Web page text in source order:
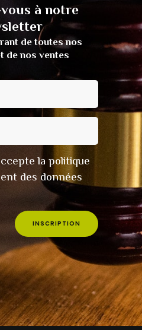
à notre
de toutes nos
de nos ventes
la politique
des données
INSCRIPTION